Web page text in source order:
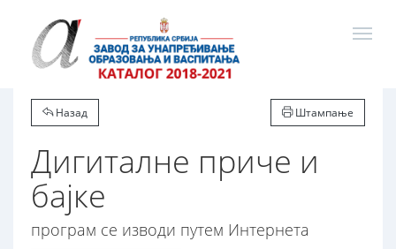
Назад Штампање
Дигиталне приче и
бајке
програм се изводи путем Интернета